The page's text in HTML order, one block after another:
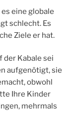
eine globale
schlecht. Es
Ziele er hat.
der Kabale sei
aufgenötigt, sie
obwohl
Ihre Kinder
mehrmals